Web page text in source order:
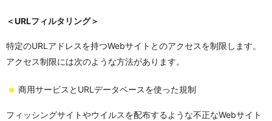
＜URLフィルタリング＞
特定のURLアドレスを持つWebサイトとのアクセスを制限します。
アクセス制限には次のような方法があります。
商用サービスとURLデータベースを使った規制
フィッシングサイトやウイルスを配布するような不正なWebサイト